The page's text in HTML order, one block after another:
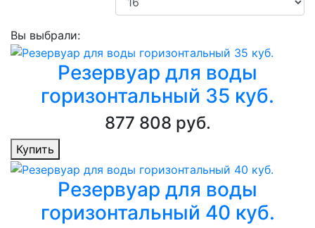
Вы выбрали:
Резервуар для воды
горизонтальный 35 куб.
877 808 руб.
Купить
Резервуар для воды
горизонтальный 40 куб.